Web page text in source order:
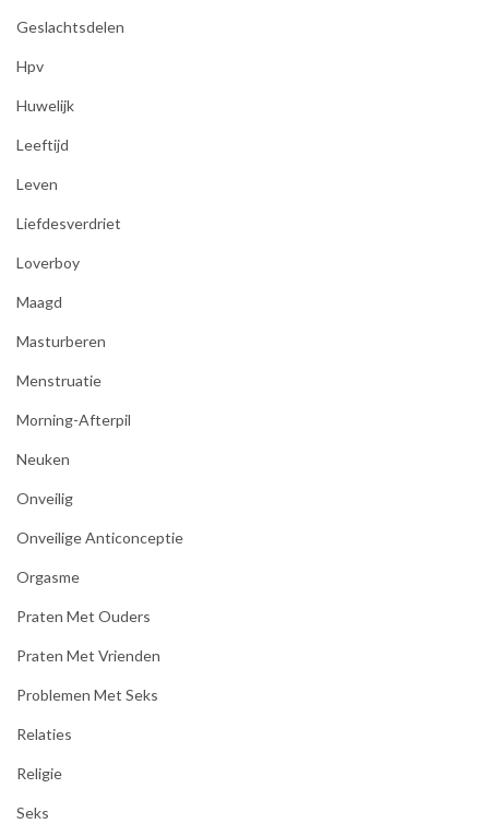
Geslachtsdelen
Hpv
Huwelijk
Leeftijd
Leven
Liefdesverdriet
Loverboy
Maagd
Masturberen
Menstruatie
Morning-Afterpil
Neuken
Onveilig
Onveilige Anticonceptie
Orgasme
Praten Met Ouders
Praten Met Vrienden
Problemen Met Seks
Relaties
Religie
Seks